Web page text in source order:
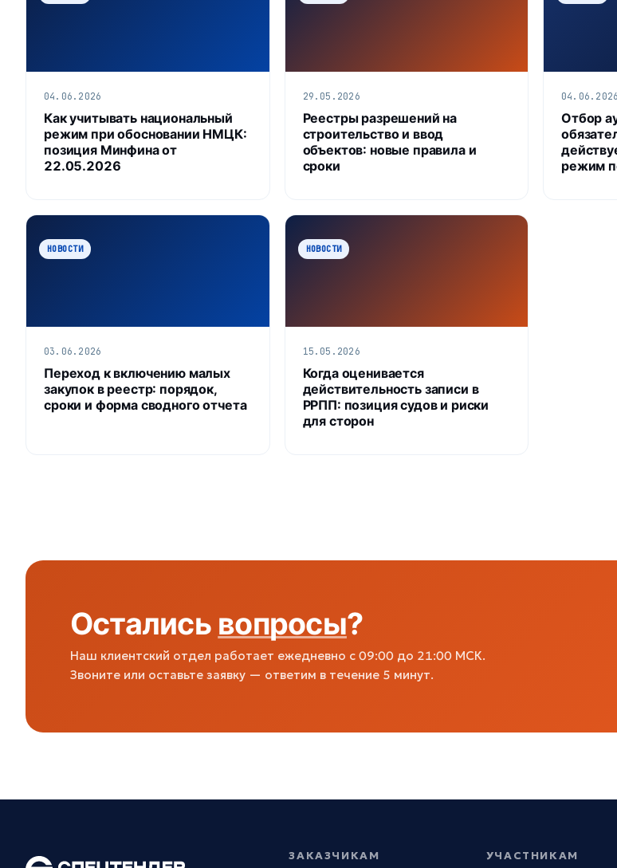
04.06.2026
Как учитывать национальный
режим при обосновании НМЦК:
позиция Минфина от
22.05.2026
29.05.2026
Реестры разрешений на
строительство и ввод
объектов: новые правила и
сроки
04.06.2026
Отбор
режим
НОВОСТИ
03.06.2026
Переход к включению малых
закупок в реестр: порядок,
сроки и форма сводного отчета
НОВОСТИ
15.05.2026
Когда оценивается
действительность записи в
РРПП: позиция судов и риски
для сторон
Остались вопросы?
Наш клиентский отдел работает ежедневно с 09:00 до 21:00 МСК.
Звоните или оставьте заявку — ответим в течение 5 минут.
ЗАКАЗЧИКАМ УЧАСТНИКАМ